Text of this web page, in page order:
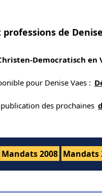
de Denise
Democratisch en
pour Denise Vaes :
des prochaines
Mandats 2008 Mandats